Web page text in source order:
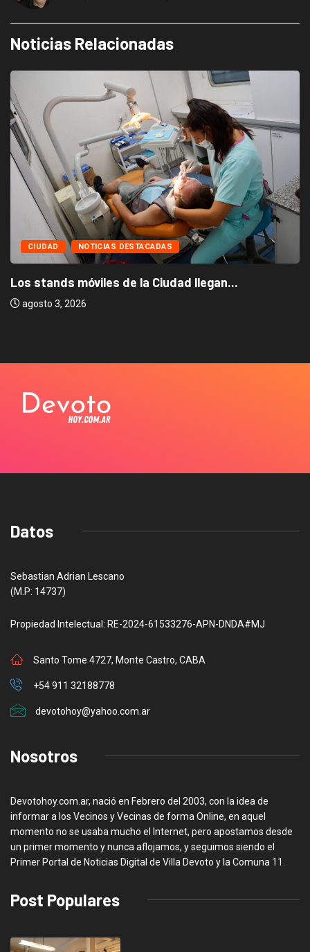
Noticias Relacionadas
CIUDAD NOTICIAS DESTACADAS
Los stands móviles de la Ciudad llegan...
agosto 3, 2026
Datos
Sebastian Adrian Lescano
(M.P: 14737)
Propiedad Intelectual: RE-2024-61533276-APN-DNDA#MJ
Santo Tome 4727, Monte Castro, CABA
+54 911 32188778
devotohoy@yahoo.com.ar
Nosotros
Devotohoy.com.ar, nació en Febrero del 2003, con la idea de
informar a los Vecinos y Vecinas de forma Online, en aquel
momento no se usaba mucho el Internet, pero apostamos desde
un primer momento y nunca aflojamos, y seguimos siendo el
Primer Portal de Noticias Digital de Villa Devoto y la Comuna 11.
Post Populares